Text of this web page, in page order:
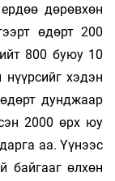
дөрөвхөн
өдөрт 200
800 буюу 10
хэдэн
дунджаар
2000 өрх юу
аа. Үүнээс
байгааг өлхөн